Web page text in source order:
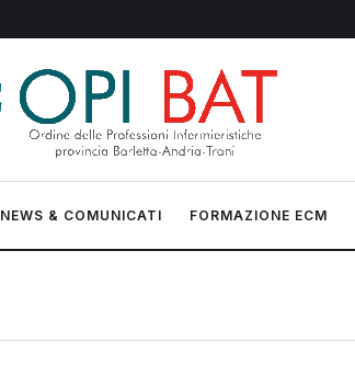
NEWS & COMUNICATI FORMAZIONE ECM